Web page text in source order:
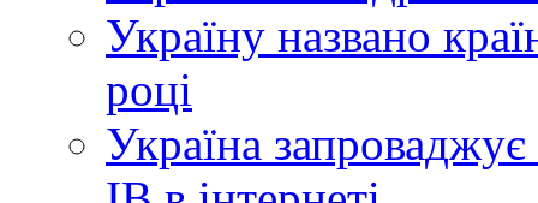
Україну названо
році
Україна